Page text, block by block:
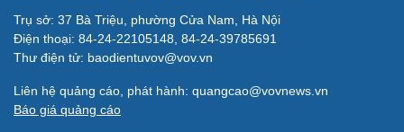
Trụ sở: 37 Bà Triệu, phường Cửa Nam, Hà Nội
Điện thoại: 84-24-22105148, 84-24-39785691
Thư điện tử: baodientuvov@vov.vn
Liên hệ quảng cáo, phát hành: quangcao@vovnews.vn
Báo giá quảng cáo